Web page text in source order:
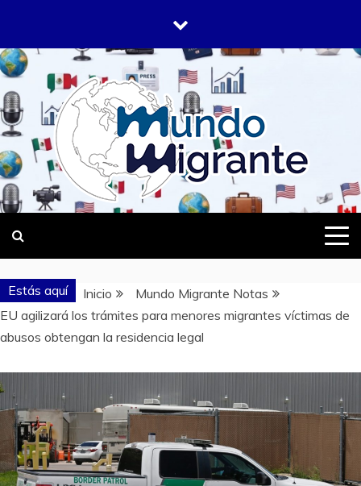
contenido
MUNDO
MIGRANTE
DONDE TODOS SOMOS MIGRANTES
Estás aquí Inicio
Mundo Migrante Notas
EU agilizará los trámites para menores migrantes víctimas de
abusos obtengan la residencia legal